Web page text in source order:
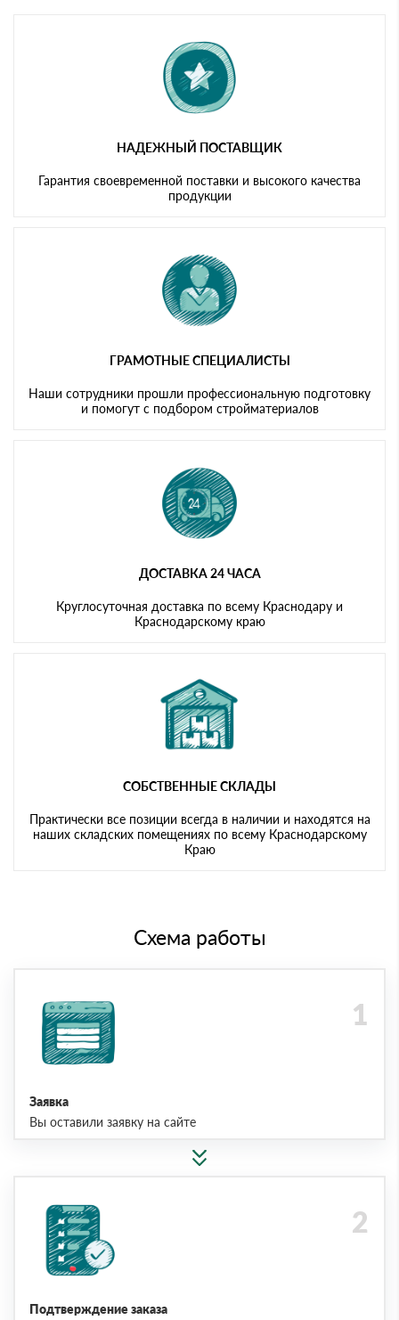
НАДЕЖНЫЙ ПОСТАВЩИК
Гарантия своевременной поставки и высокого качества
продукции
ГРАМОТНЫЕ СПЕЦИАЛИСТЫ
Наши сотрудники прошли профессиональную подготовку
и помогут с подбором стройматериалов
ДОСТАВКА 24 ЧАСА
Круглосуточная доставка по всему Краснодару и
Краснодарскому краю
СОБСТВЕННЫЕ СКЛАДЫ
Практически все позиции всегда в наличии и находятся на
наших складских помещениях по всему Краснодарскому
Краю
Схема работы
Заявка
Вы оставили заявку на сайте
Подтверждение заказа